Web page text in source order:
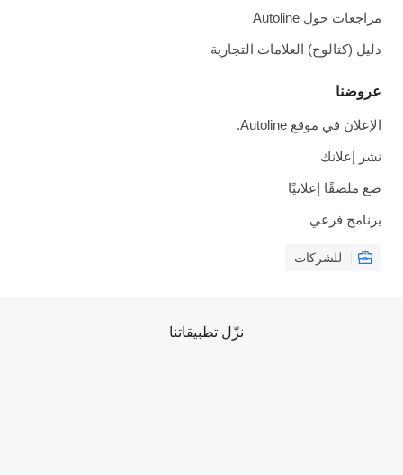
مراجعات حول Autoline
دليل (كتالوج) العلامات التجارية
عروضنا
الإعلان في موقع Autoline.
نشر إعلانك
ضع ملصقًا إعلانيًا
برنامج فرعي
للشركات
نزّل تطبيقاتنا